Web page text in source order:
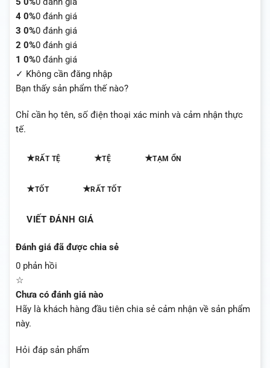
4 0%0 đánh giá
3 0%0 đánh giá
2 0%0 đánh giá
1 0%0 đánh giá
✓ Không cần đăng nhập
Bạn thấy sản phẩm thế nào?
Chỉ cần họ tên, số điện thoại xác minh và cảm nhận thực
tế.
★RẤT TỆ ★TỆ ★TẠM ỔN
★TỐT ★RẤT TỐT
VIẾT ĐÁNH GIÁ
Đánh giá đã được chia sẻ
0 phản hồi
☆
Chưa có đánh giá nào
Hãy là khách hàng đầu tiên chia sẻ cảm nhận về sản phẩm
này.
Hỏi đáp sản phẩm